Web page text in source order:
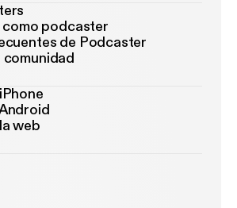
como podcaster
de Podcaster
comunidad
web